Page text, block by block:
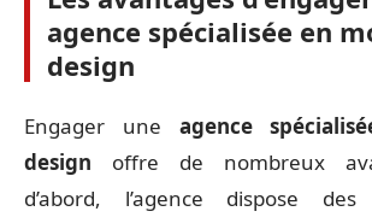
agence spécialisée en
design
Engager une agence
design offre de nombreux
d’abord, l’agence dispose des